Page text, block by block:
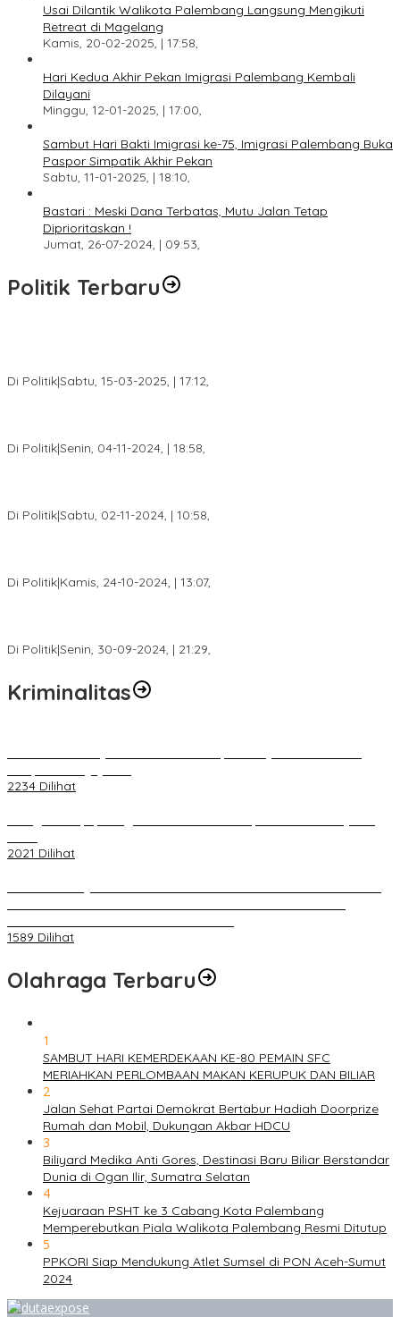
Usai Dilantik Walikota Palembang Langsung Mengikuti
Retreat di Magelang
Kamis, 20-02-2025, | 17:58,
Hari Kedua Akhir Pekan Imigrasi Palembang Kembali
Dilayani
Minggu, 12-01-2025, | 17:00,
Sambut Hari Bakti Imigrasi ke-75, Imigrasi Palembang Buka
Paspor Simpatik Akhir Pekan
Sabtu, 11-01-2025, | 18:10,
Bastari : Meski Dana Terbatas, Mutu Jalan Tetap
Diprioritaskan !
Jumat, 26-07-2024, | 09:53,
Politik Terbaru
Di Politik|Sabtu, 15-03-2025, | 17:12,
Di Politik|Senin, 04-11-2024, | 18:58,
Di Politik|Sabtu, 02-11-2024, | 10:58,
Di Politik|Kamis, 24-10-2024, | 13:07,
Di Politik|Senin, 30-09-2024, | 21:29,
Kriminalitas
2234 Dilihat
2021 Dilihat
1589 Dilihat
Olahraga Terbaru
1
SAMBUT HARI KEMERDEKAAN KE-80 PEMAIN SFC
MERIAHKAN PERLOMBAAN MAKAN KERUPUK DAN BILIAR
2
Jalan Sehat Partai Demokrat Bertabur Hadiah Doorprize
Rumah dan Mobil, Dukungan Akbar HDCU
3
Biliyard Medika Anti Gores, Destinasi Baru Biliar Berstandar
Dunia di Ogan Ilir, Sumatra Selatan
4
Kejuaraan PSHT ke 3 Cabang Kota Palembang
Memperebutkan Piala Walikota Palembang Resmi Ditutup
5
PPKORI Siap Mendukung Atlet Sumsel di PON Aceh-Sumut
2024